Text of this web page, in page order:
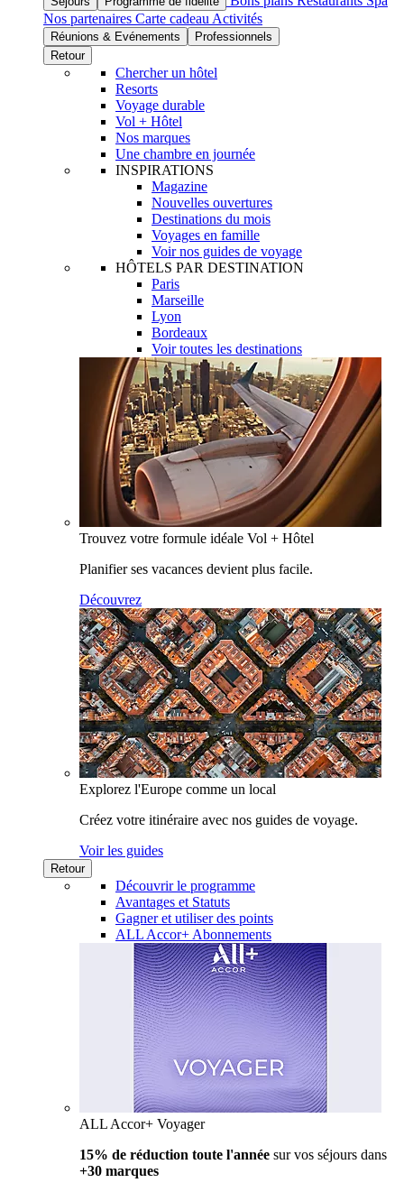
Nos partenaires Carte cadeau Activités
Réunions & Evénements
Professionnels
Retour
Chercher un hôtel
Resorts
Voyage durable
Vol + Hôtel
Nos marques
Une chambre en journée
INSPIRATIONS
Magazine
Nouvelles ouvertures
Destinations du mois
Voyages en famille
Voir nos guides de voyage
HÔTELS PAR DESTINATION
Paris
Marseille
Lyon
Bordeaux
Voir toutes les destinations
Trouvez votre formule idéale Vol + Hôtel
Planifier ses vacances devient plus facile.
Découvrez
Explorez l'Europe comme un local
Créez votre itinéraire avec nos guides de voyage.
Voir les guides
Retour
Découvrir le programme
Avantages et Statuts
Gagner et utiliser des points
ALL Accor+ Abonnements
ALL Accor+ Voyager
15% de réduction toute l'année sur vos séjours dans
+30 marques